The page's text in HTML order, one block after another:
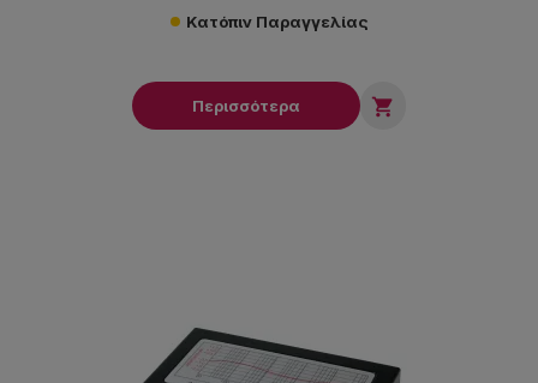
Κατόπιν Παραγγελίας
Περισσότερα 